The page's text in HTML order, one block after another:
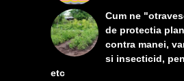
Cum ne
de protectia
contra manei,
si insecticid,
etc